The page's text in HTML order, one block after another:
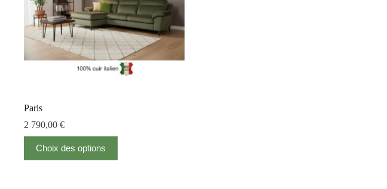
Paris
2 790,00 €
Choix des options